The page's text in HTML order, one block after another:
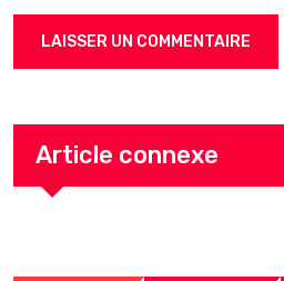
Article connexe